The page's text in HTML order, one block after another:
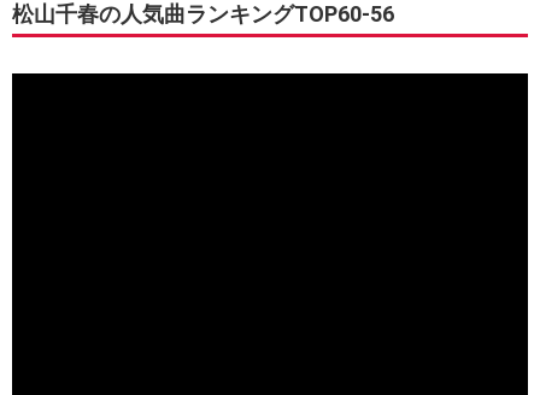
松山千春の人気曲ランキングTOP60-56